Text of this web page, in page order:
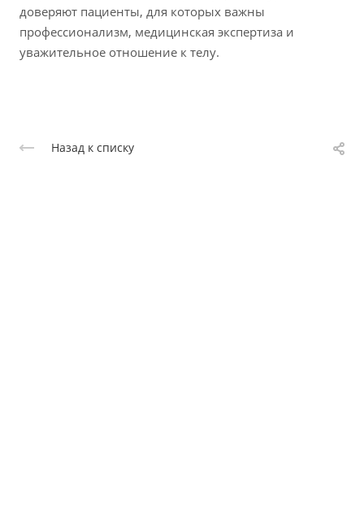
доверяют пациенты, для которых важны
профессионализм, медицинская экспертиза и
уважительное отношение к телу.
Назад к списку